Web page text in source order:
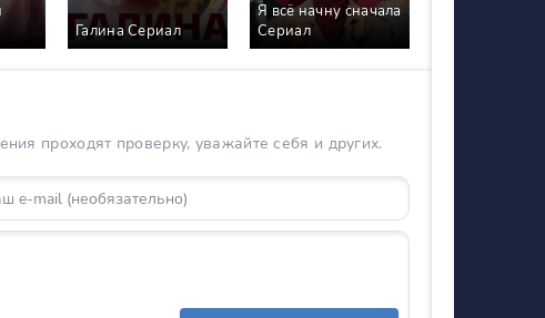
Галина Сериал
Я всё начну сначала
Сериал
проходят проверку, уважайте себя и других.